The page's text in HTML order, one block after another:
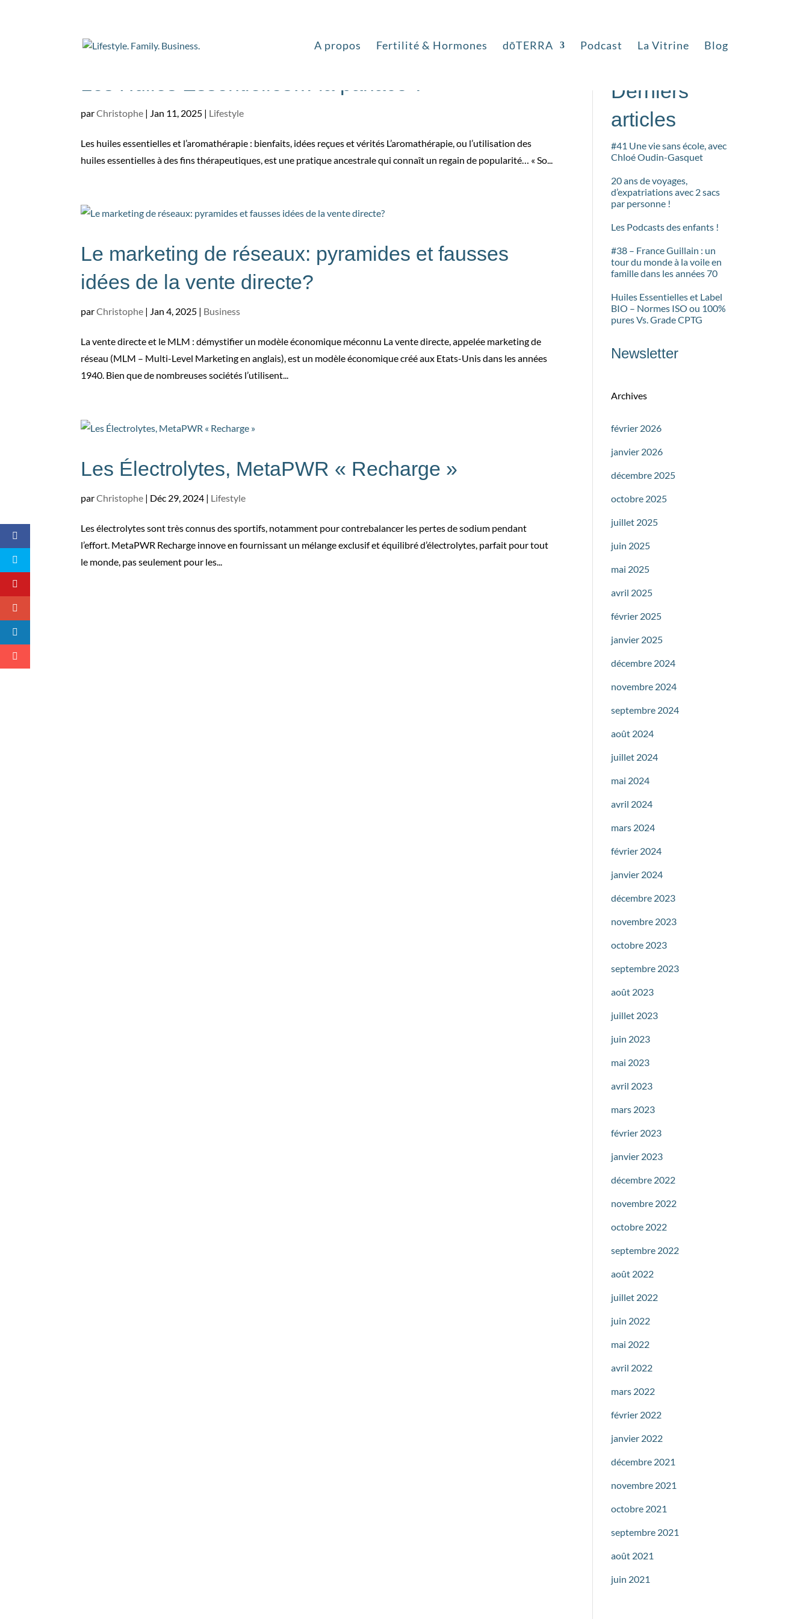
A propos Fertilité & Hormones dōTERRA Podcast La Vitrine Blog
parChristophe | Jan 11, 2025 | Lifestyle
Les huiles essentielles et l’aromathérapie : bienfaits, idées reçues et vérités L’aromathérapie, ou l’utilisation des
huiles essentielles à des fins thérapeutiques, est une pratique ancestrale qui connaît un regain de popularité… « So...
Le marketing de réseaux: pyramides et fausses
idées de la vente directe?
parChristophe | Jan 4, 2025 | Business
La vente directe et le MLM : démystifier un modèle économique méconnu La vente directe, appelée marketing de
réseau (MLM – Multi-Level Marketing en anglais), est un modèle économique créé aux Etats-Unis dans les années
1940. Bien que de nombreuses sociétés l’utilisent...
Les Électrolytes, MetaPWR « Recharge »
parChristophe | Déc 29, 2024 | Lifestyle
Les électrolytes sont très connus des sportifs, notamment pour contrebalancer les pertes de sodium pendant
l’effort. MetaPWR Recharge innove en fournissant un mélange exclusif et équilibré d’électrolytes, parfait pour tout
le monde, pas seulement pour les...
Rechercher
Derniers
articles
#41 Une vie sans école, avec
Chloé Oudin-Gasquet
20 ans de voyages,
d’expatriations avec 2 sacs
par personne !
Les Podcasts des enfants !
#38 – France Guillain : un
tour du monde à la voile en
famille dans les années 70
Huiles Essentielles et Label
BIO – Normes ISO ou 100%
pures Vs. Grade CPTG
Newsletter
Archives
février 2026
janvier 2026
décembre 2025
octobre 2025
juillet 2025
juin 2025
mai 2025
avril 2025
février 2025
janvier 2025
décembre 2024
novembre 2024
septembre 2024
août 2024
juillet 2024
mai 2024
avril 2024
mars 2024
février 2024
janvier 2024
décembre 2023
novembre 2023
octobre 2023
septembre 2023
août 2023
juillet 2023
juin 2023
mai 2023
avril 2023
mars 2023
février 2023
janvier 2023
décembre 2022
novembre 2022
octobre 2022
septembre 2022
août 2022
juillet 2022
juin 2022
mai 2022
avril 2022
mars 2022
février 2022
janvier 2022
décembre 2021
novembre 2021
octobre 2021
septembre 2021
août 2021
juin 2021